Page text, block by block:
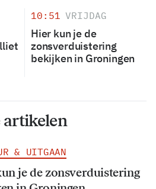
10:51 VRIJDAG
Hier kun je de
zonsverduistering
bekijken in Groningen
artikelen
& UITGAAN
je de zonsverduistering